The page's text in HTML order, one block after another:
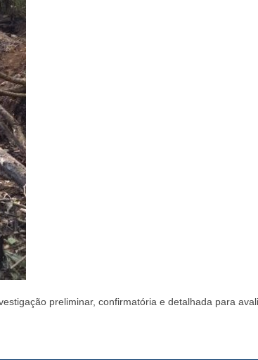
preliminar, confirmatória e detalhada para